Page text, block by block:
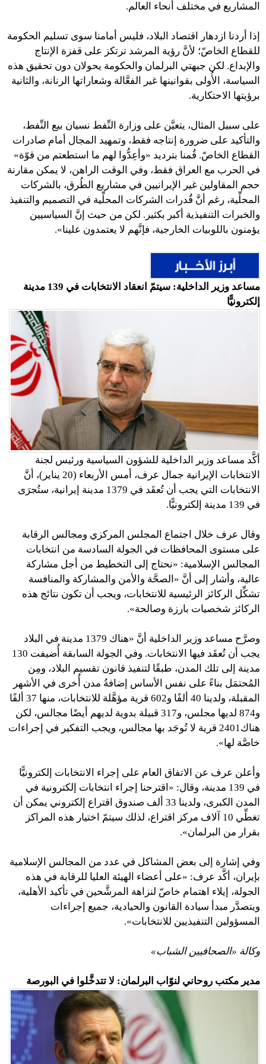
المشاريع في مختلف أنحاء العالم.
إذا أردنا ازدهار اقتصاد البلاد، فليس أمامنا سوى تسليم الحكومة
للقطاع الخاصّ؛ لأنَّ رؤية المرشد ترتكز على قفزة الإنتاج
والإبداع. لكن جبهتي البرلمان والحكومة يحولان دون تحقيق هذه
السياسة، الأُولى بقوانينها غير الفعَّالة وشعاراتها الرنانة، والثانية
برؤيتها الاحتكارية.
على سبيل المثال، يتعيَّن على وزارة النِّفط نسيان بيع النِّفط،
والتأكيد على ضرورة إنتاجه فقط، وتمهيد المجال أمام صادرات
القطاع الخاصّ. قُمنا بترديد «وأعِدُّوا لهم ما استطعتم من قوّة»
في الحرب مع العراق فقط، وفي الوقت الراهن، لا يمكن مقارنة
حجم المقاولين غير الإيرانيين في مشاريع الطُرق، بالشركات
المحلِّية، رغم أنَّ قُدرات الشركات المحلِّية في التصميم والتنفيذ
والخبرات التنفيذية أكبر بكثير. لكن من حيث إنَّ السياسيين
يؤمنون باللوبيات الخارجية، فإنَّهم لا يعتمدون علينا».
مساعد وزير الداخلية: سيتمّ انعقاد الانتخابات في 139 مدينة
إلكترونيًّا
أكَّد مساعد وزير الداخلية للشؤون السياسية ورئيس لجنة
الانتخابات الإيرانية جمال عرف، أمس الأربعاء (20 يناير)، أنَّ
الانتخابات التي يجب أن تُعقَد في 1379 مدينة إيرانية، ستُجرَى
في 139 مدينة إلكترونيًّا.
وقال عرف خلال اجتماع المجلس المركزي ومجالس الرقابة
على مستوى المحافظات في الجولة السادسة من انتخابات
المجالس الإسلامية: «نحتاج إلى التخطيط من أجل مشاركة
عالية، وأشار إلى أنَّ «الصحَّة والأمن والمشاركة والمنافسة
تشكِّل الركائز الرئيسية للانتخابات، ويجب أن تكون نتائج هذه
الركائز شخصيات بارزة وصالحة».
وصرَّح مساعد وزير الداخلية أنَّ «هناك 1379 مدينة في البلاد
يجب أن تُعقَد فيها الانتخابات. وفي الجولة السابقة أُضيفت 130
مدينة إلى تلك المدن، طبقًا لتنفيذ قانون تقسيم البلاد، ومِن
المُحتمَل بناءً على نفس الأساس إضافةُ مدن أُخرى في الأشهر
المقبلة، ولدينا 40 ألفًا و602 قرية مؤهَّلة للانتخابات، منها 37 ألفًا
و874 لديها مجلس، و317 قبيلة بدوية لديهم أيضًا مجالس، لكن
هناك2401 قرية لا تُوجَد بها مجالس، ويجب التفكير في إجراءات
خاصَّة لها».
وأعلن عرف عن الاتفاق العام على إجراء الانتخابات إلكترونيًّا
في 139 مدينة، وقال: «اقترحنا إجراء انتخابات إلكترونية في
المدن الكبرى، ولدينا 33 ألف صندوق اقتراع إلكتروني يمكن أن
تغطِّي 10 آلاف مركز اقتراع، لذلك سيتمّ اختيار هذه المراكز
بقرار من البرلمان».
وفي إشارة إلى بعض المشاكل في عدد من المجالس الإسلامية
بإيران، أكَّد عرف: «على أعضاء الهيئة العليا للرقابة في هذه
الجولة، إيلاء اهتمام خاصّ لنزاهة المرشَّحين في تأكيد الأهلية،
ويتصدَّر مبدأ سيادة القانون والحيادية، جميع إجراءات
المسؤولين التنفيذيين للانتخابات».
وكالة «الصحافيين الشباب»
مدير مكتب روحاني لنوّاب البرلمان: لا تتدخَّلوا في البورصة